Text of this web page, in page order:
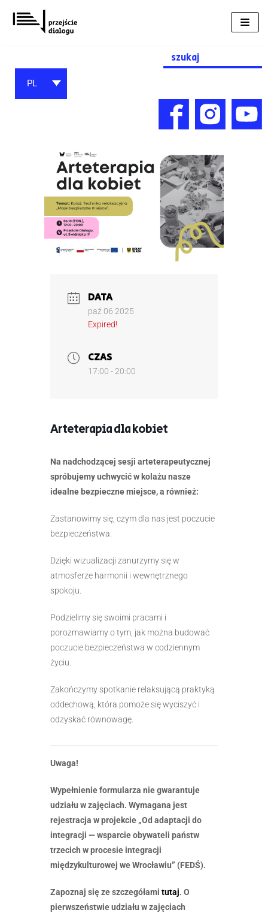
Przejdź
do
Search
for:
PL
DATA
paź 06 2025
Expired!
CZAS
17:00 - 20:00
Arteterapia dla kobiet
Na nadchodzącej sesji arteterapeutycznej
spróbujemy uchwycić w kolażu nasze
idealne bezpieczne miejsce, a również:
Zastanowimy się, czym dla nas jest poczucie
bezpieczeństwa.
Dzięki wizualizacji zanurzymy się w
atmosferze harmonii i wewnętrznego
spokoju.
Podzielimy się swoimi pracami i
porozmawiamy o tym, jak można budować
poczucie bezpieczeństwa w codziennym
życiu.
Zakończymy spotkanie relaksującą praktyką
oddechową, która pomoże się wyciszyć i
odzyskać równowagę.
Uwaga!
Wypełnienie formularza nie gwarantuje
udziału w zajęciach. Wymagana jest
rejestracja w projekcie „Od adaptacji do
integracji — wsparcie obywateli państw
trzecich w procesie integracji
międzykulturowej we Wrocławiu” (FEDŚ).
Zapoznaj się ze szczegółami tutaj. O
pierwszeństwie udziału w zajęciach